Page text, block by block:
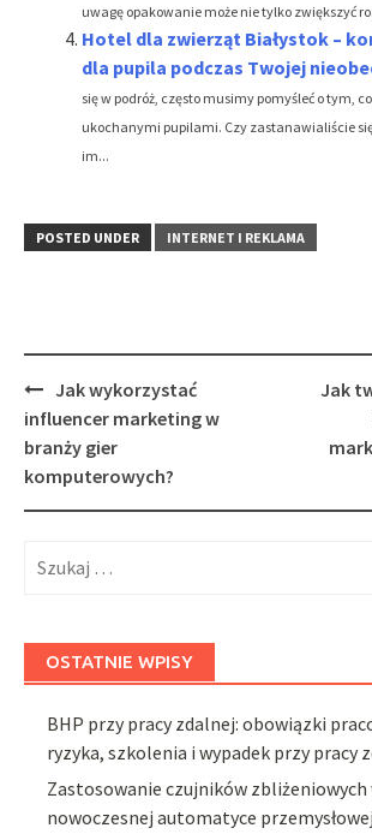
uwagę opakowanie może nie tylko zwiększyć
Hotel dla zwierząt Białystok –
dla pupila podczas Twojej
się w podróż, często musimy pomyśleć o tym,
ukochanymi pupilami. Czy zastanawialiście
im...
POSTED UNDER INTERNET I REKLAMA
Post
navigation
Jak wykorzystać
influencer marketing w
branży gier
komputerowych?
Jak
OSTATNIE WPISY
BHP przy pracy zdalnej: obowiązki
ryzyka, szkolenia i wypadek przy pracy
Zastosowanie czujników zbliżeniowych
nowoczesnej automatyce przemysłowej